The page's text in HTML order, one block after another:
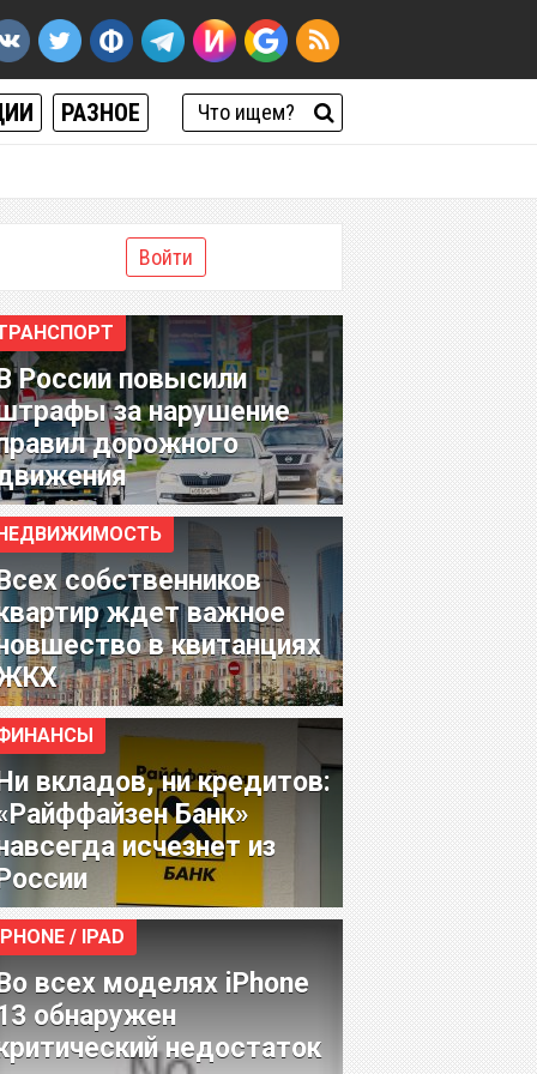
РАЗНОЕ
Войти
России повысили
за нарушение
дорожного
Всех собственников
ждет важное
в квитанциях
Ни вкладов, ни кредитов:
Банк»
исчезнет из
России
/ IPAD
Во всех моделях iPhone
обнаружен
недостаток